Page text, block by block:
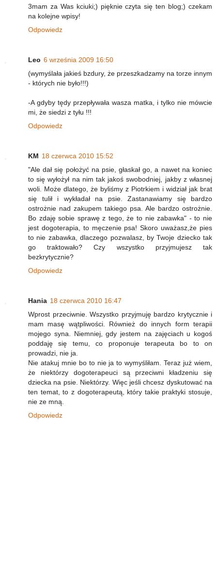
3mam za Was kciuki;) pięknie czyta się ten blog;) czekam
na kolejne wpisy!
Odpowiedz
Leo 6 września 2009 16:50
(wymyślała jakieś bzdury, że przeszkadzamy na torze innym
- których nie było!!!)
-A gdyby tędy przepływała wasza matka, i tylko nie mówcie
mi, że siedzi z tyłu !!!
Odpowiedz
KM 18 czerwca 2010 15:52
"Ale dał się położyć na psie, głaskał go, a nawet na koniec
to się wyłożył na nim tak jakoś swobodniej, jakby z własnej
woli. Może dlatego, że byliśmy z Piotrkiem i widział jak brat
się tulił i wykładał na psie. Zastanawiamy się bardzo
ostrożnie nad zakupem takiego psa. Ale bardzo ostrożnie.
Bo zdaję sobie sprawę z tego, że to nie zabawka" - to nie
jest dogoterapia, to męczenie psa! Skoro uważasz,że pies
to nie zabawka, dlaczego pozwalasz, by Twoje dziecko tak
go traktowało? Czy wszystko przyjmujesz tak
bezkrytycznie?
Odpowiedz
Hania 18 czerwca 2010 16:47
Wprost przeciwnie. Wszystko przyjmuję bardzo krytycznie i
mam masę wątpliwości. Również do innych form terapii
mojego syna. Niemniej, gdy jestem na zajęciach u kogoś
poddaję się temu, co proponuje terapeuta bo to on
prowadzi, nie ja.
Nie atakuj mnie bo to nie ja to wymyśliłam. Teraz już wiem,
że niektórzy dogoterapeuci są przeciwni kładzeniu się
dziecka na psie. Niektórzy. Więc jeśli chcesz dyskutować na
ten temat, to z dogoterapeutą, który takie praktyki stosuje,
nie ze mną.
Odpowiedz